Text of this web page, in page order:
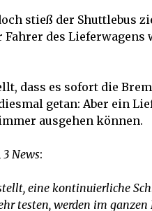
stieß der Shuttlebus
Fahrer des
dass es sofort die
getan: Aber ein
ausgehen können.
3 News:
eine kontinuierliche
testen, werden im ganzen